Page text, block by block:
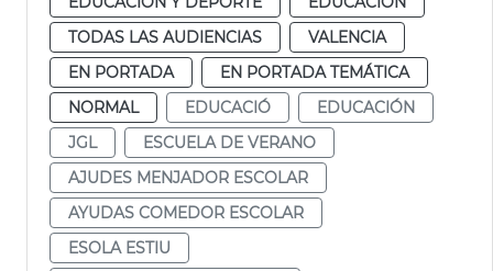
TODAS LAS AUDIENCIAS
VALENCIA
EN PORTADA
EN PORTADA TEMÁTICA
NORMAL
EDUCACIÓ
EDUCACIÓN
JGL
ESCUELA DE VERANO
AJUDES MENJADOR ESCOLAR
AYUDAS COMEDOR ESCOLAR
ESOLA ESTIU